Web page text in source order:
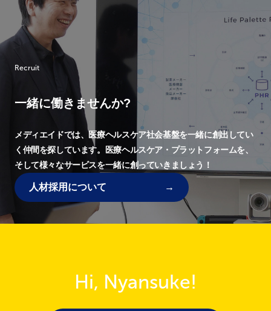
Recruit
一緒に働きませんか?
メディエイドでは、医療ヘルスケア社会基盤を一緒に創出してい
く仲間を探しています。
医療ヘルスケア・プラットフォームを、
そして様々なサービスを一緒に創っていきましょう！
人材採用について
Hi, Nyansuke!